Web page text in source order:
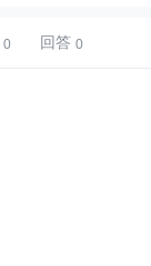
回答